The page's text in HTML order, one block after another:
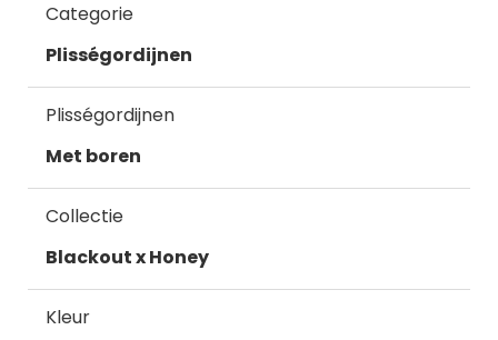
Categorie
Plisségordijnen
Plisségordijnen
Met boren
Collectie
Blackout x Honey
Kleur